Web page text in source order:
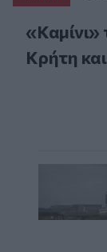
«Καμίνι»
Κρήτη